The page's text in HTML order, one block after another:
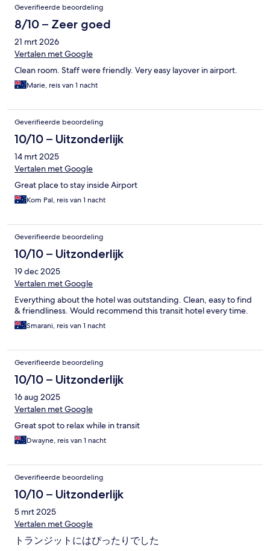
Geverifieerde beoordeling
8/10 – Zeer goed
21 mrt 2026
Vertalen met Google
Clean room. Staff were friendly. Very easy layover in airport.
Marie, reis van 1 nacht
Geverifieerde beoordeling
10/10 – Uitzonderlijk
14 mrt 2025
Vertalen met Google
Great place to stay inside Airport
Kom Pal, reis van 1 nacht
Geverifieerde beoordeling
10/10 – Uitzonderlijk
19 dec 2025
Vertalen met Google
Everything about the hotel was outstanding. Clean, easy to find
& friendliness. Would recommend this transit hotel every time.
Smarani, reis van 1 nacht
Geverifieerde beoordeling
10/10 – Uitzonderlijk
16 aug 2025
Vertalen met Google
Great spot to relax while in transit
Dwayne, reis van 1 nacht
Geverifieerde beoordeling
10/10 – Uitzonderlijk
5 mrt 2025
Vertalen met Google
トランジットにはぴったりでした